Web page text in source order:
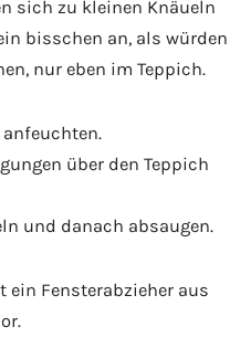
sich zu kleinen Knäueln
bisschen an, als würden
nur eben im Teppich.
über den Teppich
und danach absaugen.
Fensterabzieher aus